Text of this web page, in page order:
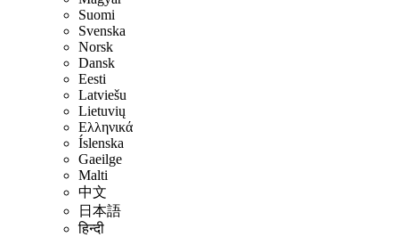
Suomi
Svenska
Norsk
Dansk
Eesti
Latviešu
Lietuvių
Ελληνικά
Íslenska
Gaeilge
Malti
中文
日本語
हिन्दी